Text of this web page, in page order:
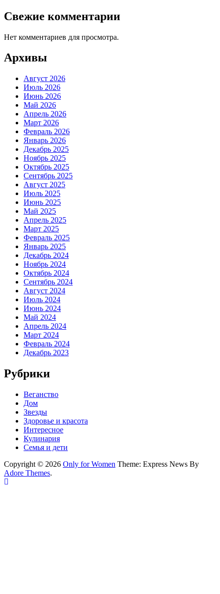
Свежие комментарии
Нет комментариев для просмотра.
Архивы
Август 2026
Июль 2026
Июнь 2026
Май 2026
Апрель 2026
Март 2026
Февраль 2026
Январь 2026
Декабрь 2025
Ноябрь 2025
Октябрь 2025
Сентябрь 2025
Август 2025
Июль 2025
Июнь 2025
Май 2025
Апрель 2025
Март 2025
Февраль 2025
Январь 2025
Декабрь 2024
Ноябрь 2024
Октябрь 2024
Сентябрь 2024
Август 2024
Июль 2024
Июнь 2024
Май 2024
Апрель 2024
Март 2024
Февраль 2024
Декабрь 2023
Рубрики
Веганство
Дом
Звезды
Здоровье и красота
Интересное
Кулинария
Семья и дети
Copyright © 2026 Only for Women Theme: Express News By
Adore Themes.